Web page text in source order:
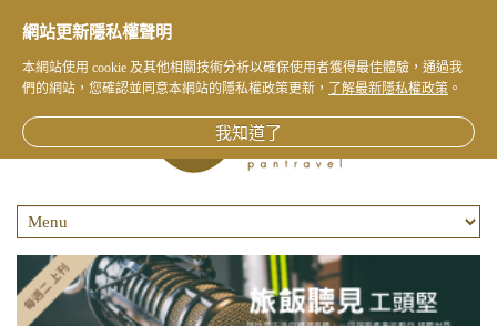
網站更新隱私權聲明
本網站使用 cookie 及其他相關技術分析以確保使用者獲得最佳體驗，通過我
們的網站，您確認並同意本網站的隱私權政策更新，
了解最新隱私權政策 。
我知道了